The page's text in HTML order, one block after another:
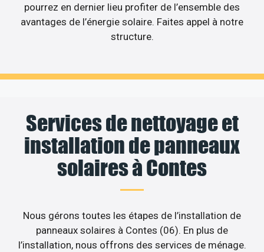
pourrez en dernier lieu profiter de l’ensemble des
avantages de l’énergie solaire. Faites appel à notre
structure.
Services de nettoyage et
installation de panneaux
solaires à Contes
Nous gérons toutes les étapes de l’installation de
panneaux solaires à Contes (06). En plus de
l’installation, nous offrons des services de ménage.